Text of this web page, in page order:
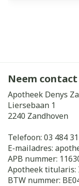
Neem
Apotheek Denys
Liersebaan 1
2240 Zandhoven
Telefoon: 03 484
E-mailadres:
APB nummer:
Apotheek titularis:
BTW nummer: